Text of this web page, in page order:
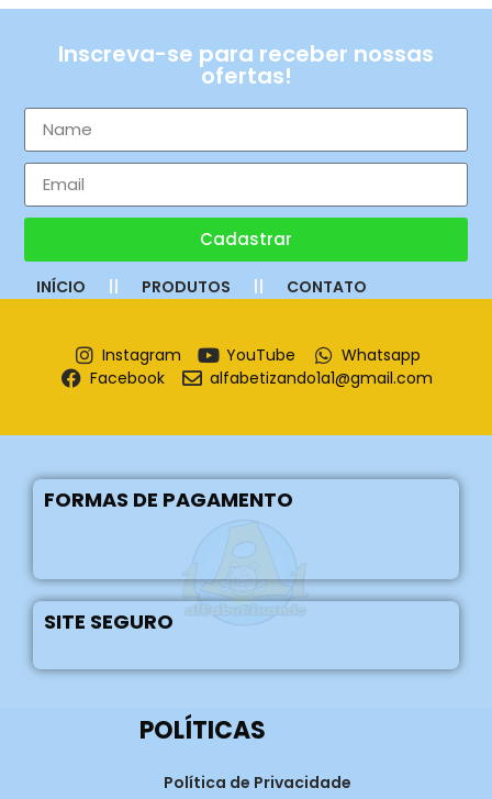
Inscreva-se para receber nossas
ofertas!
Cadastrar
INÍCIO PRODUTOS CONTATO
Instagram YouTube
Whatsapp
Facebook
alfabetizando1a1@gmail.com
FORMAS DE PAGAMENTO
SITE SEGURO
POLÍTICAS
Política de Privacidade